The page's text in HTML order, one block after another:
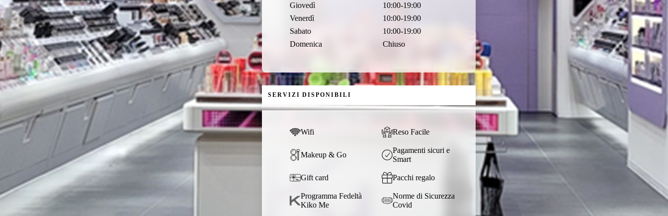
Giovedì
10:00-19:00
Venerdì
10:00-19:00
Sabato
10:00-19:00
Domenica
Chiuso
SERVIZI DISPONIBILI
Wifi Reso Facile
Makeup & Go
Pagamenti sicuri e
Smart
Gift card Pacchi regalo
Programma Fedeltà
Kiko Me
Norme di Sicurezza
Covid